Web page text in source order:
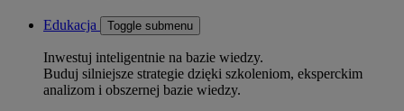
Edukacja Toggle submenu
Inwestuj inteligentnie na bazie wiedzy.
Buduj silniejsze strategie dzięki szkoleniom, eksperckim
analizom i obszernej bazie wiedzy.